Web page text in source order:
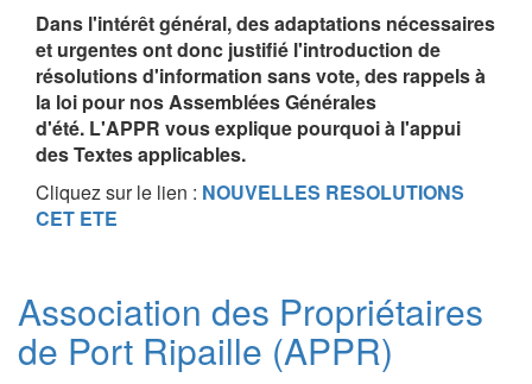
Dans l'intérêt général, des adaptations nécessaires
et urgentes ont donc justifié l'introduction de
résolutions d'information sans vote, des rappels à
la loi pour nos Assemblées Générales
d'été. L'APPR vous explique pourquoi à l'appui
des Textes applicables.
Cliquez sur le lien : NOUVELLES RESOLUTIONS
CET ETE
Association des Propriétaires
de Port Ripaille (APPR)